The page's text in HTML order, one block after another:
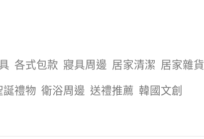
各式包款 寢具周邊 居家清潔 居家雜貨
誕禮物 衛浴周邊 送禮推薦 韓國文創